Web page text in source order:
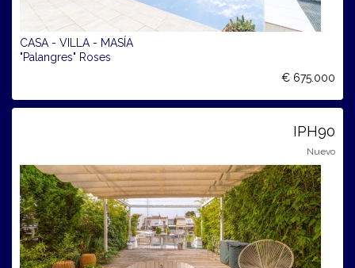
CASA - VILLA - MASÍA
"Palangres" Roses
€ 675.000
IPH90
Nuevo